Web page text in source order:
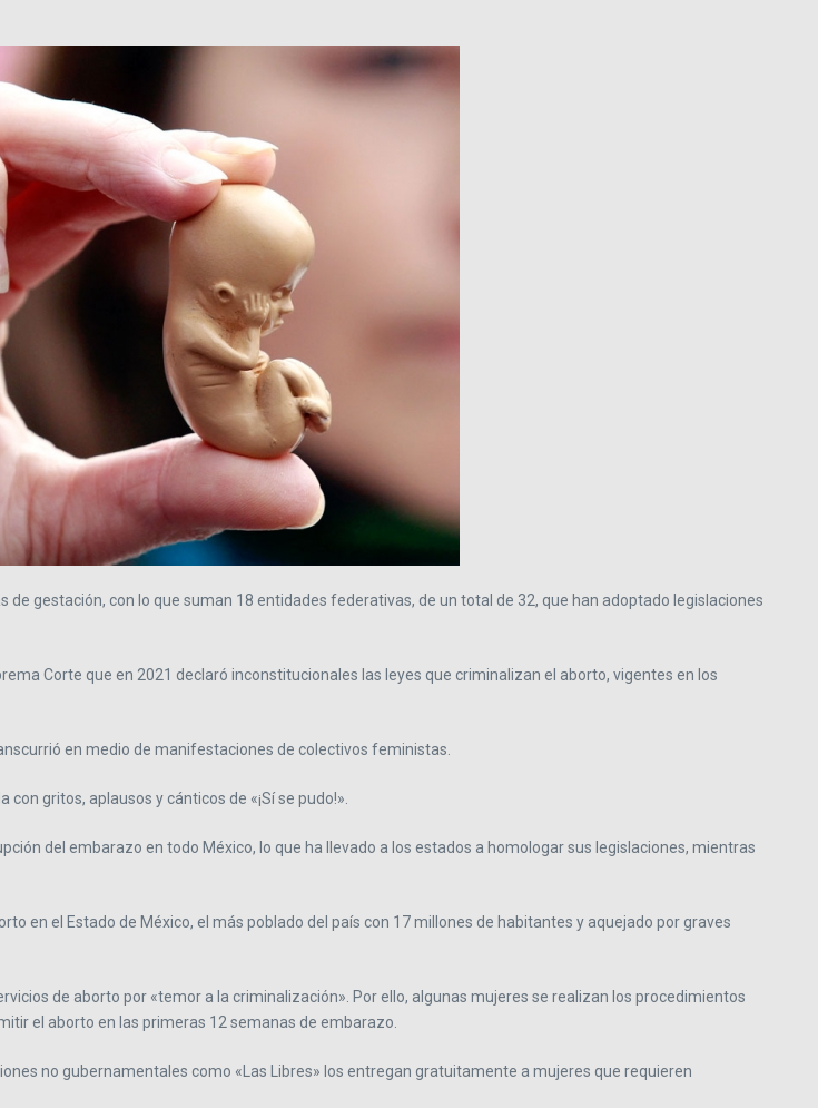
gestación, con lo que suman 18 entidades federativas, de un total de 32, que han adoptado legislaciones
Corte que en 2021 declaró inconstitucionales las leyes que criminalizan el aborto, vigentes en los
en medio de manifestaciones de colectivos feministas.
gritos, aplausos y cánticos de «¡Sí se pudo!».
del embarazo en todo México, lo que ha llevado a los estados a homologar sus legislaciones, mientras
en el Estado de México, el más poblado del país con 17 millones de habitantes y aquejado por graves
de aborto por «temor a la criminalización». Por ello, algunas mujeres se realizan los procedimientos
el aborto en las primeras 12 semanas de embarazo.
no gubernamentales como «Las Libres» los entregan gratuitamente a mujeres que requieren